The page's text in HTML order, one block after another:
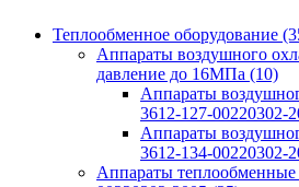
Теплообменное оборудование
Аппараты воздушного
давление до 16МПа (10)
Аппараты
3612-127-00220302-
Аппараты
3612-134-00220302-
Аппараты